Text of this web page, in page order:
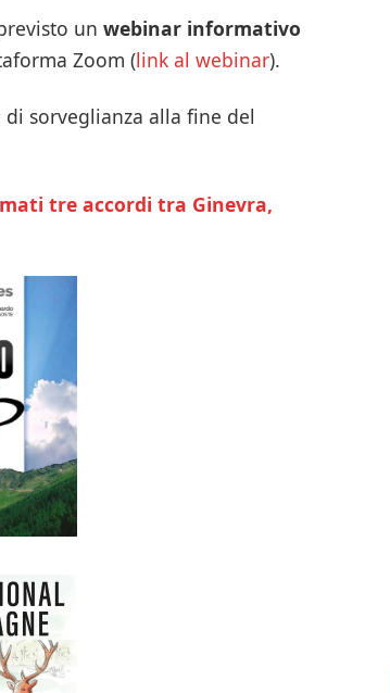
un webinar informativo
Zoom (link al webinar).
sorveglianza alla fine del
tre accordi tra Ginevra,